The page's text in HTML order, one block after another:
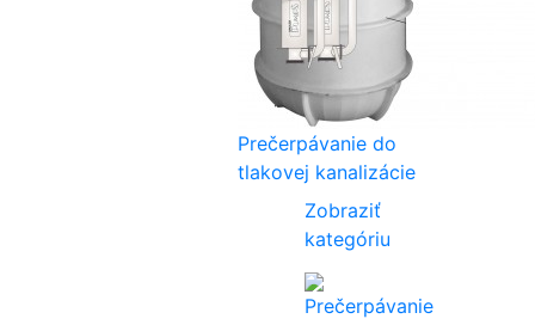
Prečerpávanie do
tlakovej kanalizácie
Zobraziť
kategóriu